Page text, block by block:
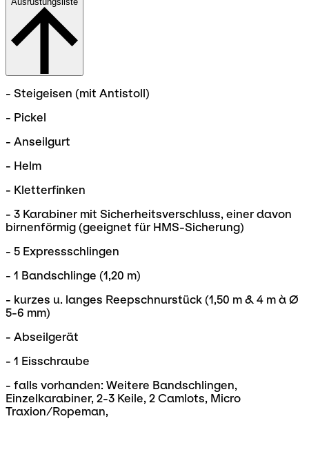
- Steigeisen (mit Antistoll)
- Pickel
- Anseilgurt
- Helm
- Kletterfinken
- 3 Karabiner mit Sicherheitsverschluss, einer davon
birnenförmig (geeignet für HMS-Sicherung)
- 5 Expressschlingen
- 1 Bandschlinge (1,20 m)
- kurzes u. langes Reepschnurstück (1,50 m & 4 m à Ø
5-6 mm)
- Abseilgerät
- 1 Eisschraube
- falls vorhanden: Weitere Bandschlingen,
Einzelkarabiner, 2-3 Keile, 2 Camlots, Micro
Traxion/Ropeman,